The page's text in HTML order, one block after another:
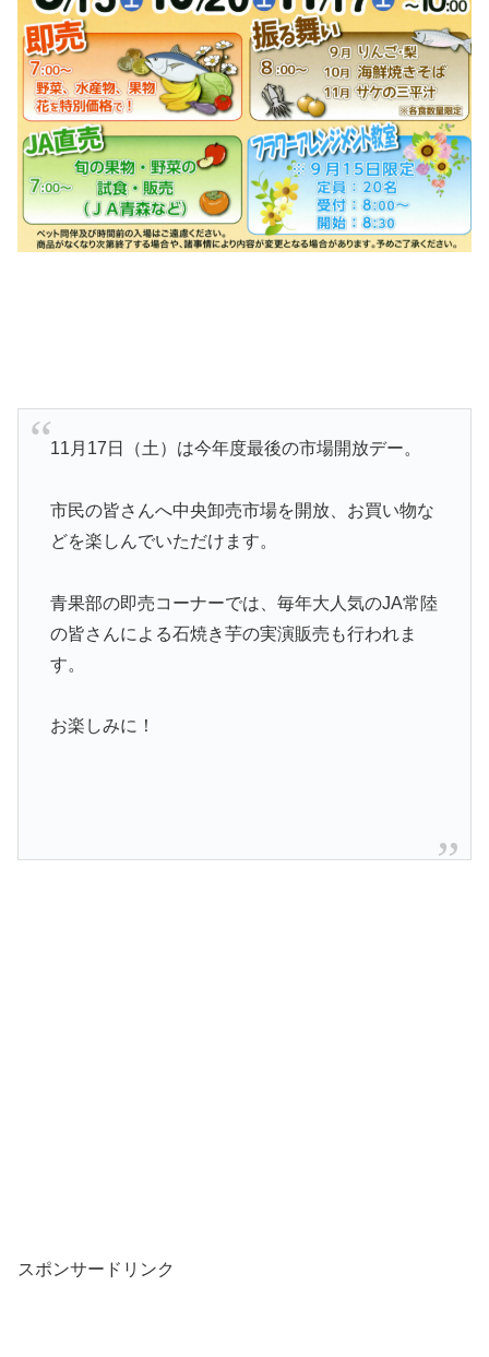
11月17日（土）は今年度最後の市場開放デー。
市民の皆さんへ中央卸売市場を開放、お買い物な
どを楽しんでいただけます。
青果部の即売コーナーでは、毎年大人気のJA常陸
の皆さんによる石焼き芋の実演販売も行われま
す。
お楽しみに！
スポンサードリンク